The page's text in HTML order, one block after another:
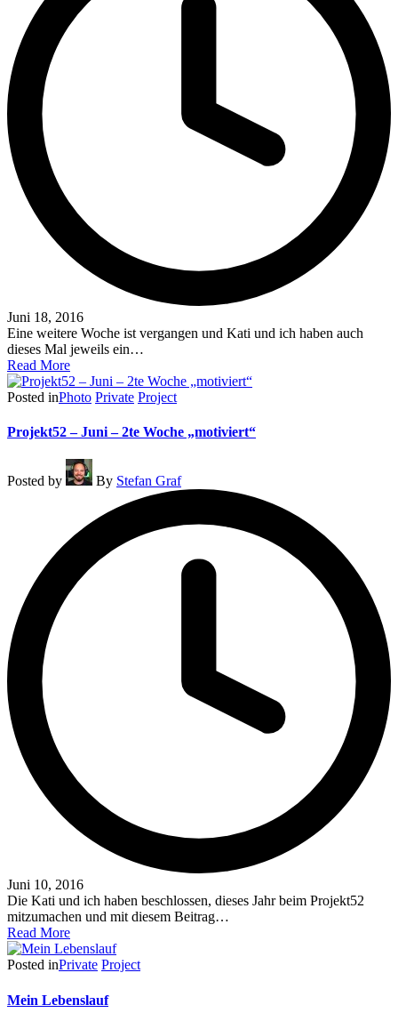
Juni 18, 2016
Eine weitere Woche ist vergangen und Kati und ich haben auch
dieses Mal jeweils ein…
Read More
Posted inPhoto Private Project
Projekt52 – Juni – 2te Woche „motiviert“
Posted by By Stefan Graf
Juni 10, 2016
Die Kati und ich haben beschlossen, dieses Jahr beim Projekt52
mitzumachen und mit diesem Beitrag…
Read More
Posted inPrivate Project
Mein Lebenslauf